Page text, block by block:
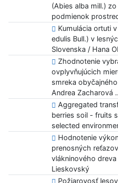
(Abies alba mill.)
podmienok
Kumulácia ortuti
edulis Bull.) v
Slovenska / Hana
Zhodnotenie
ovplyvňujúcich
smreka
Andrea Zacharová
Aggregated
berries soil - fruits
selected
Hodnotenie
prenosných
vlákninového
Lieskovský
Požiarovosť